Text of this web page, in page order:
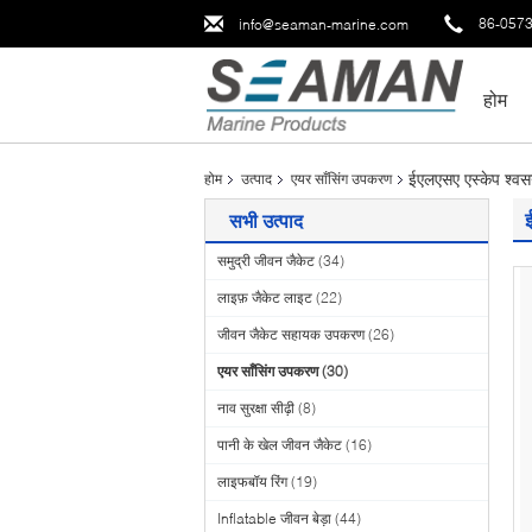
info@seaman-marine.com 86-
होम
होम उत्पाद एयर साँसिंग उपकरण ईएलएसए एस्केप
सभी उत्पाद
समुद्री जीवन जैकेट (34)
लाइफ़ जैकेट लाइट (22)
जीवन जैकेट सहायक उपकरण (26)
एयर साँसिंग उपकरण (30)
नाव सुरक्षा सीढ़ी (8)
पानी के खेल जीवन जैकेट (16)
लाइफबॉय रिंग (19)
Inflatable जीवन बेड़ा (44)